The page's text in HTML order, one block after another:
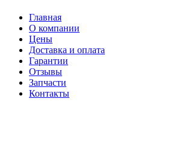
Главная
О компании
Цены
Доставка и оплата
Гарантии
Отзывы
Запчасти
Контакты